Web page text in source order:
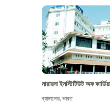
নারায়না ইনস্টিটিউট অফ
ব্যাঙ্গালোর,ভারত